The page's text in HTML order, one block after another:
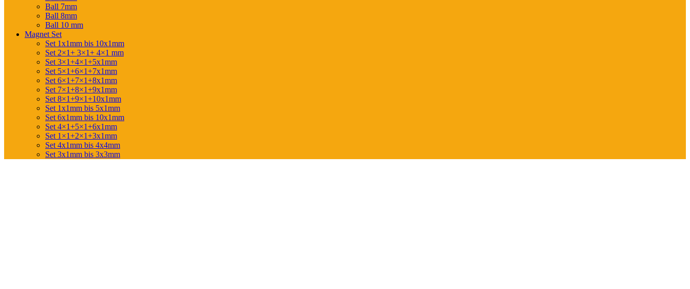
Ball 7mm
Ball 8mm
Ball 10 mm
Magnet Set
Set 1x1mm bis 10x1mm
Set 2×1+ 3×1+ 4×1 mm
Set 3×1+4×1+5x1mm
Set 5×1+6×1+7x1mm
Set 6×1+7×1+8x1mm
Set 7×1+8×1+9x1mm
Set 8×1+9×1+10x1mm
Set 1x1mm bis 5x1mm
Set 6x1mm bis 10x1mm
Set 4×1+5×1+6x1mm
Set 1×1+2×1+3x1mm
Set 4x1mm bis 4x4mm
Set 3x1mm bis 3x3mm